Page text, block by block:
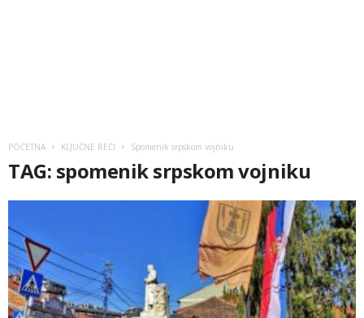
POČETNA KLJUČNE REČI Spomenik srpskom vojniku
TAG: spomenik srpskom vojniku